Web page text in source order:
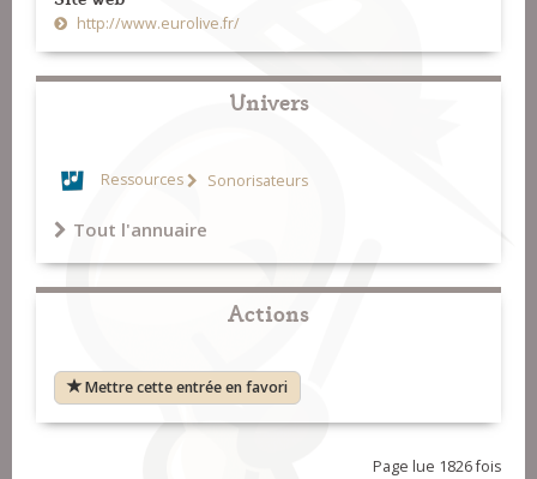
http://www.eurolive.fr/
Univers
Ressources Sonorisateurs
Tout l'annuaire
Actions
Mettre cette entrée en favori
Page lue 1826 fois